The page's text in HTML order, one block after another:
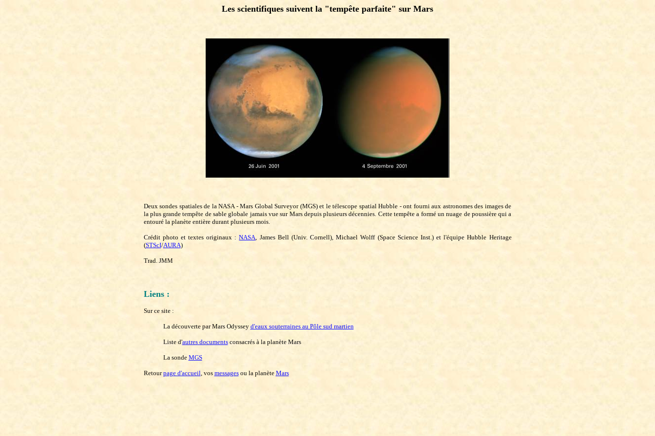
Les scientifiques suivent la "tempête parfaite" sur Mars
Deux sondes spatiales de la NASA - Mars Global Surveyor (MGS) et le télescope spatial Hubble - ont fourni aux astronomes des images de
la plus grande tempête de sable globale jamais vue sur Mars depuis plusieurs décennies. Cette tempête a formé un nuage de poussière qui a
entouré la planète entière durant plusieurs mois.
Crédit photo et textes originaux :NASA, James Bell (Univ. Cornell), Michael Wolff (Space Science Inst.) et l'équipe Hubble Heritage
(STScI/AURA)
Trad. JMM
Liens :
Sur ce site :
La découverte par Mars Odyssey d'eaux souterraines au Pôle sud martien
Liste d'autres documentsconsacrés à la planète Mars
La sonde MGS
Retourpage d'accueil, vos messagesou la planète Mars